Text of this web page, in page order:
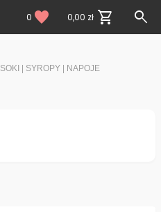
0 favorite 0,00 zł shopping_cart search
SOKI | SYROPY | NAPOJE